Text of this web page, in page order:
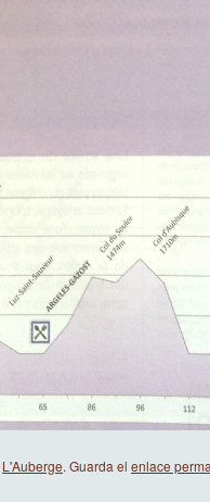
L'Auberge. Guarda el enlace